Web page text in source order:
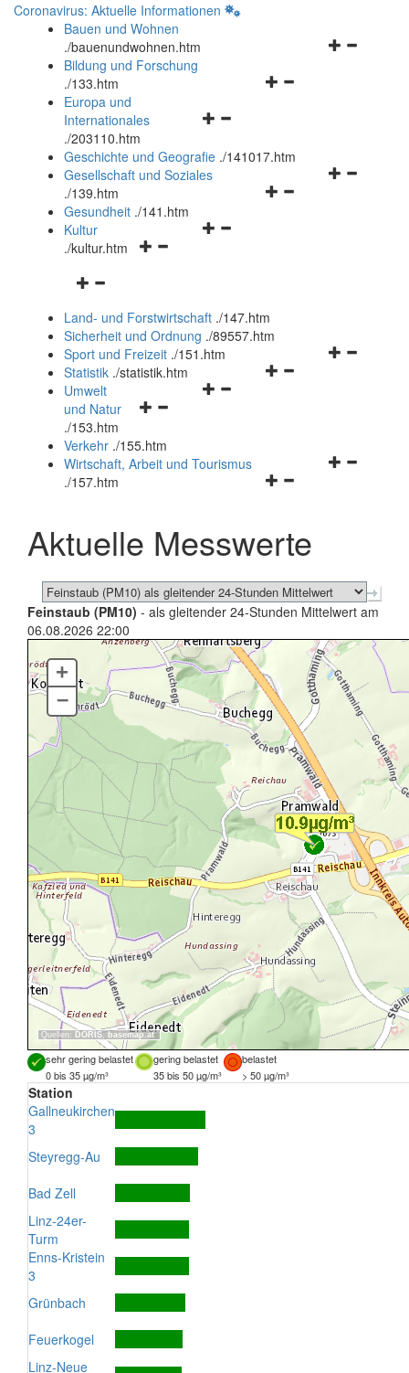
Coronavirus: Aktuelle Informationen
Bauen und Wohnen
./bauenundwohnen.htm
Navigationsmenü
Bildung und Forschung
./133.htm
Navigationsmenü
und
schließen
Europa und
Internationales
./203110.htm
Geschichte und Geografie ./141017.htm
Navigationsmenü
Gesellschaft und Soziales
./139.htm
Navigationsmenü
Gesundheit ./141.htm
Navigationsmenü
Kultur
./kultur.htm
Navigationsmenü
und
schließen
Land- und Forstwirtschaft ./147.htm
Sicherheit und Ordnung ./89557.htm
Navigationsmenü
Sport und Freizeit ./151.htm
Navigationsmenü
Statistik ./statistik.htm
Navigationsmenü
und
schließen
Umwelt
und Natur
./153.htm
Verkehr ./155.htm
Navigationsmenü
schließen
Wirtschaft, Arbeit und Tourismus
./157.htm
Aktuelle Messwerte
Feinstaub (PM10) - als gleitender 24-Stunden Mittelwert am
06.08.2026 22:00
Quellen: DORIS, basemap.at
+
–
sehr gering belastet gering belastet
belastet
0 bis 35 µg/m³
35 bis 50 µg/m³ > 50 µg/m³
Station
Gallneukirchen
3
Steyregg-Au
Bad Zell
Linz-24er-
Turm
Enns-Kristein
3
Grünbach
Feuerkogel
Linz-Neue